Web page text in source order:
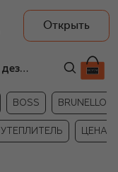
Открыть
Коричневые мужские дезерты Doucal's
BOSS BRUNELLO
УТЕПЛИТЕЛЬ ЦЕНА